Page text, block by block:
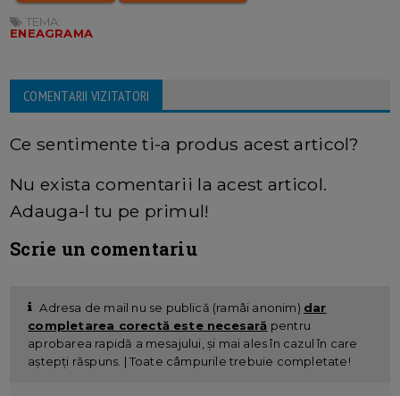
TEMA:
ENEAGRAMA
COMENTARII VIZITATORI
Ce sentimente ti-a produs acest articol?
Nu exista comentarii la acest articol.
Adauga-l tu pe primul!
Scrie un comentariu
Adresa de mail nu se publică (ramâi anonim) dar
completarea corectă este necesară pentru
aprobarea rapidă a mesajului, și mai ales în cazul în care
aștepți răspuns. | Toate câmpurile trebuie completate!